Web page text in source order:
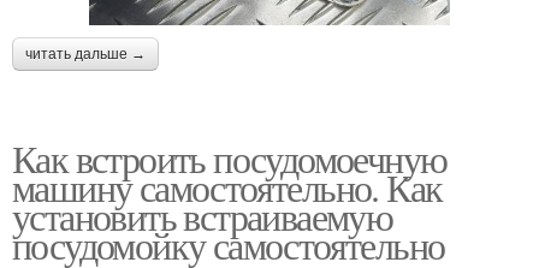
читать дальше →
Как встроить посудомоечную
машину самостоятельно. Как
установить встраиваемую
посудомойку самостоятельно